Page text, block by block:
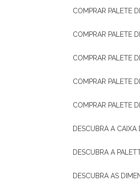
COMPRAR PALETE
COMPRAR PALETE
COMPRAR PALETE
COMPRAR PALETE
COMPRAR PALETE
DESCUBRA A
DESCUBRA A
DESCUBRA AS